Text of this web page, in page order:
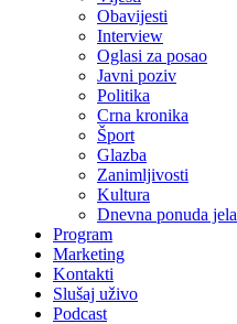
Obavijesti
Interview
Oglasi za posao
Javni poziv
Politika
Crna kronika
Šport
Glazba
Zanimljivosti
Kultura
Dnevna ponuda jela
Program
Marketing
Kontakti
Slušaj uživo
Podcast